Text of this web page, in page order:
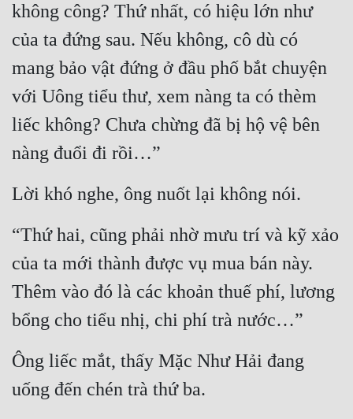
không công? Thứ nhất, có hiệu lớn như
của ta đứng sau. Nếu không, cô dù có
mang bảo vật đứng ở đầu phố bắt chuyện
với Uông tiểu thư, xem nàng ta có thèm
liếc không? Chưa chừng đã bị hộ vệ bên
nàng đuổi đi rồi…”
Lời khó nghe, ông nuốt lại không nói.
“Thứ hai, cũng phải nhờ mưu trí và kỹ xảo
của ta mới thành được vụ mua bán này.
Thêm vào đó là các khoản thuế phí, lương
bổng cho tiểu nhị, chi phí trà nước…”
Ông liếc mắt, thấy Mặc Như Hải đang
uống đến chén trà thứ ba.